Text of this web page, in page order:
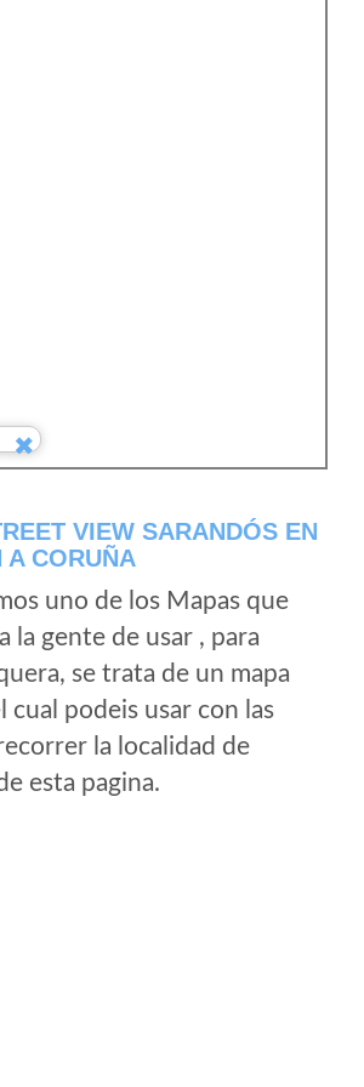
VIEW SARANDÓS EN
A CORUÑA
uno de los Mapas que
la gente de usar , para
se trata de un mapa
cual podeis usar con las
la localidad de
esta pagina.